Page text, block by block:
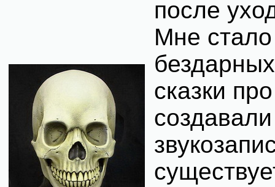
после
Мне стало
сказки